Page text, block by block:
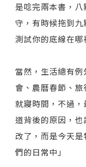
是唸完兩本書，
守，有時候拖到
測試你的底線在哪
當然，生活總有
會、農曆春節、
就寢時間，不過
道背後的原因，
改了，而是今天
們的日常中」